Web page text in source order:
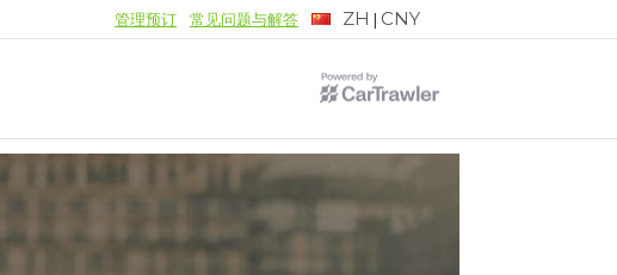
管理预订 常见问题与解答 ZH | CNY